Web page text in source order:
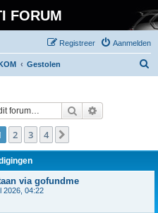
FORUM
Aanmelden
Registreer
Gestolen
Zoek
2 3 4
via gofundme
2026, 04:22